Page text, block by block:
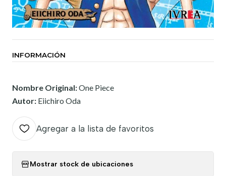
INFORMACIÓN
Nombre Original:One Piece
Autor: Eiichiro Oda
Agregar a la lista de favoritos
Mostrar stock de ubicaciones